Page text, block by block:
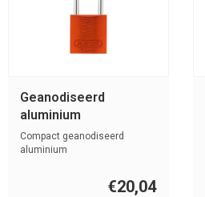
Geanodiseerd
aluminium
veiligheidshangslot
oranje 72/30 ORANGE
Compact geanodiseerd
aluminium
€20,04